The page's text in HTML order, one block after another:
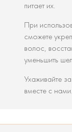
питает их.
При
сможете
волос,
уменьшить
Ухаживайте
вместе с